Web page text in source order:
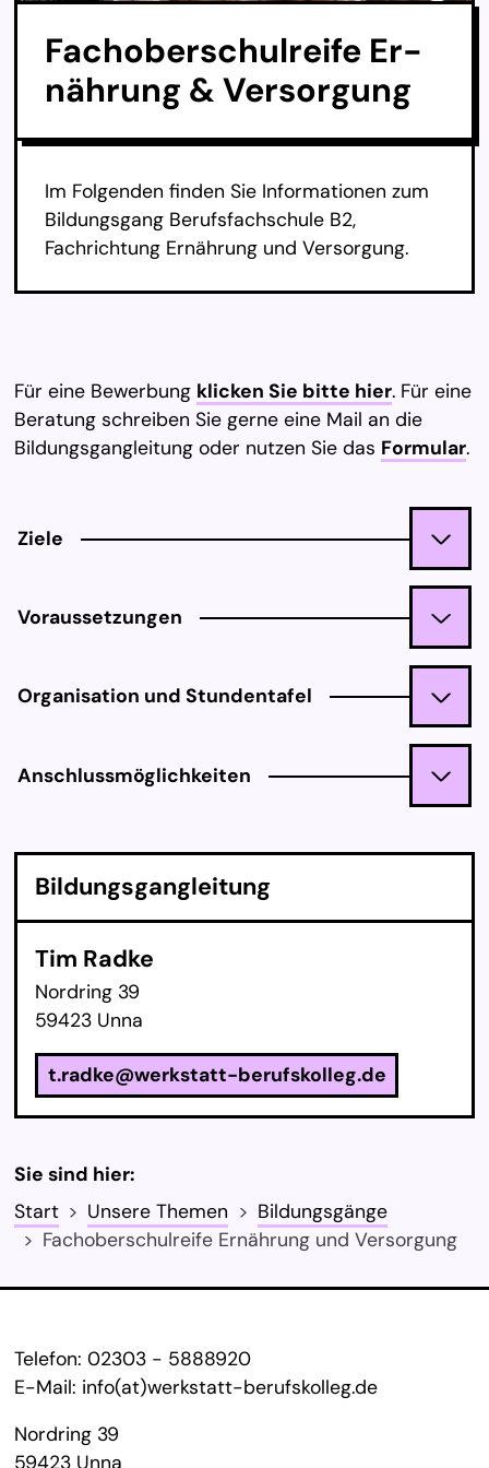
Fach­ober­schul­rei­fe Er­
näh­rung & Ver­sor­gung
Im Folgenden finden Sie Informationen zum
Bildungsgang Berufsfachschule B2,
Fachrichtung Ernährung und Versorgung.
Für eine Bewerbung klicken Sie bitte hier. Für eine
Beratung schreiben Sie gerne eine Mail an die
Bildungsgangleitung oder nutzen Sie das Formular.
Ziele
Voraussetzungen
Organisation und Stundentafel
Anschlussmöglichkeiten
Bil­dungs­gan­g­lei­tung
Tim Radke
Nordring 39
59423 Unna
t.radke@werkstatt-berufskolleg.de
Sie sind hier:
Start
Unsere Themen
Bildungsgänge
Fachoberschulreife Ernährung und Versorgung
Telefon: 02303 - 5888920
E-Mail: info(at)werkstatt-berufskolleg.de
Nordring 39
59423 Unna